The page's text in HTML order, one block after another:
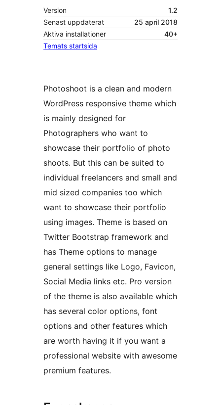
Version
1.2
Senast uppdaterat
25 april 2018
Aktiva installationer
40+
Temats startsida
Photoshoot is a clean and modern
WordPress responsive theme which
is mainly designed for
Photographers who want to
showcase their portfolio of photo
shoots. But this can be suited to
individual freelancers and small and
mid sized companies too which
want to showcase their portfolio
using images. Theme is based on
Twitter Bootstrap framework and
has Theme options to manage
general settings like Logo, Favicon,
Social Media links etc. Pro version
of the theme is also available which
has several color options, font
options and other features which
are worth having it if you want a
professional website with awesome
premium features.